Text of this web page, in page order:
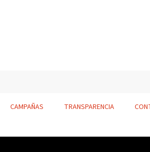
CAMPAÑAS TRANSPARENCIA